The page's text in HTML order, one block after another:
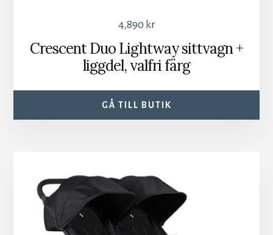
4,890 kr
Crescent Duo Lightway sittvagn +
liggdel, valfri färg
GÅ TILL BUTIK